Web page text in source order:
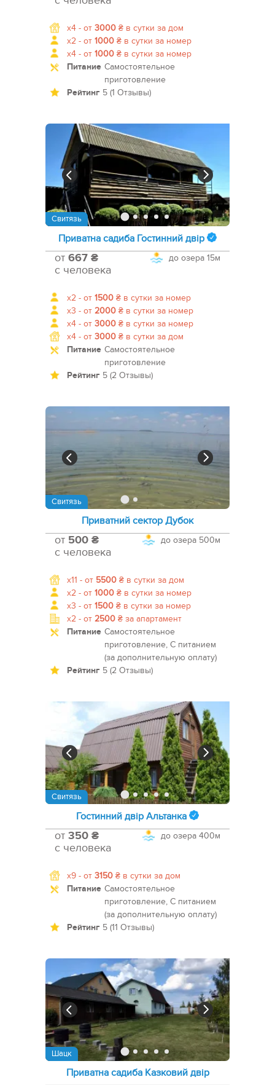
x4 - от 3000 ₴ в сутки за дом
x2 - от 1000 ₴ в сутки за номер
x4 - от 1000 ₴ в сутки за номер
Питание Самостоятельное
приготовление
Рейтинг 5 (1 Отзывы)
Свитязь
Приватна садиба Гостинний двір
до озера 15м
от 667 ₴
с человека
x2 - от 1500 ₴ в сутки за номер
x3 - от 2000 ₴ в сутки за номер
x4 - от 3000 ₴ в сутки за номер
x4 - от 3000 ₴ в сутки за дом
Питание Самостоятельное
приготовление
Рейтинг 5 (2 Отзывы)
Свитязь
Приватний сектор Дубок
до озера 500м
от 500 ₴
с человека
x11 - от 5500 ₴ в сутки за дом
x2 - от 1000 ₴ в сутки за номер
x3 - от 1500 ₴ в сутки за номер
x2 - от 2500 ₴ за апартамент
Питание Самостоятельное
приготовление, С питанием
(за дополнительную оплату)
Рейтинг 5 (2 Отзывы)
Свитязь
Гостинний двір Альтанка
до озера 400м
от 350 ₴
с человека
x9 - от 3150 ₴ в сутки за дом
Питание Самостоятельное
приготовление, С питанием
(за дополнительную оплату)
Рейтинг 5 (11 Отзывы)
Шацк
Приватна садиба Казковий двір